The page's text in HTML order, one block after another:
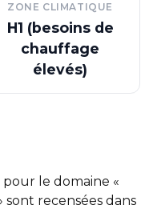
ZONE CLIMATIQUE
H1 (besoins de
chauffage
élevés)
le domaine «
recensées dans